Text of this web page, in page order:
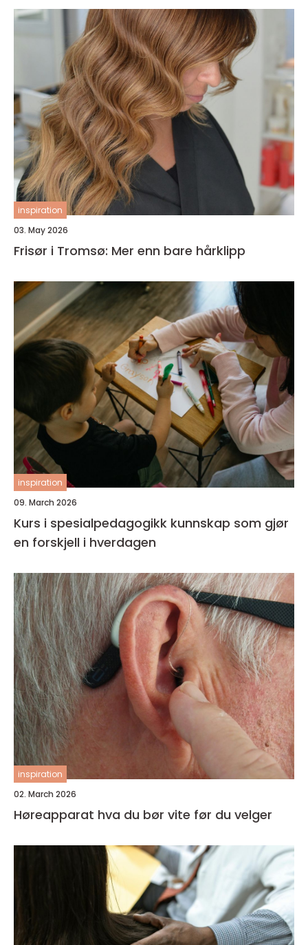
inspiration
03. May 2026
Frisør i Tromsø: Mer enn bare hårklipp
inspiration
09. March 2026
Kurs i spesialpedagogikk kunnskap som gjør
en forskjell i hverdagen
inspiration
02. March 2026
Høreapparat hva du bør vite før du velger